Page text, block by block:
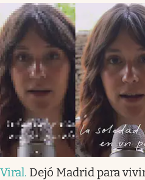
Viral. Dejó Madrid para